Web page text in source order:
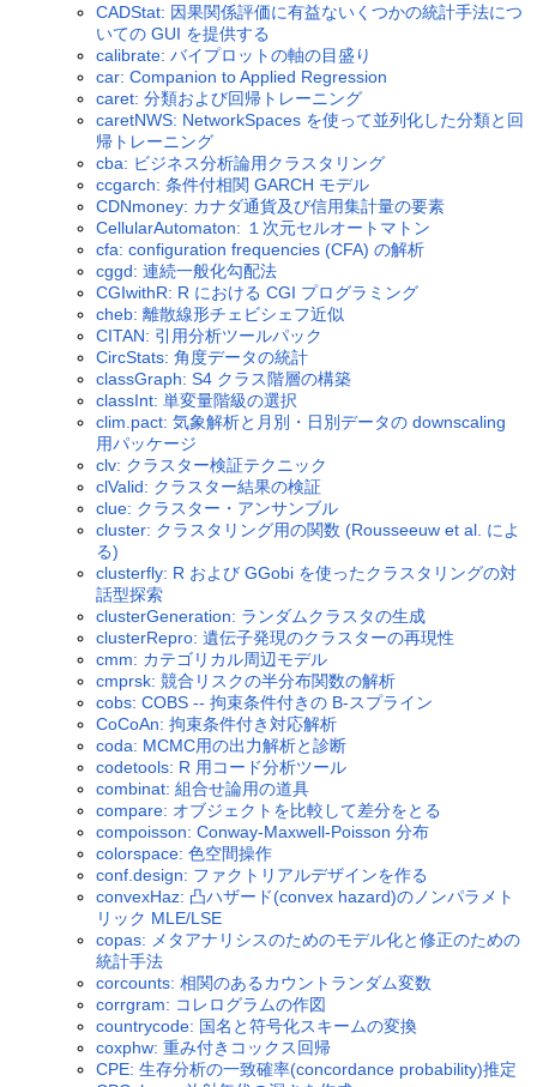
CADStat: 因果関係評価に有益ないくつかの統計手法につ
いての GUI を提供する
calibrate: バイプロットの軸の目盛り
car: Companion to Applied Regression
caret: 分類および回帰トレーニング
caretNWS: NetworkSpaces を使って並列化した分類と回
帰トレーニング
cba: ビジネス分析論用クラスタリング
ccgarch: 条件付相関 GARCH モデル
CDNmoney: カナダ通貨及び信用集計量の要素
CellularAutomaton: １次元セルオートマトン
cfa: configuration frequencies (CFA) の解析
cggd: 連続一般化勾配法
CGIwithR: R における CGI プログラミング
cheb: 離散線形チェビシェフ近似
CITAN: 引用分析ツールパック
CircStats: 角度データの統計
classGraph: S4 クラス階層の構築
classInt: 単変量階級の選択
clim.pact: 気象解析と月別・日別データの downscaling
用パッケージ
clv: クラスター検証テクニック
clValid: クラスター結果の検証
clue: クラスター・アンサンブル
cluster: クラスタリング用の関数 (Rousseeuw et al. によ
る)
clusterfly: R および GGobi を使ったクラスタリングの対
話型探索
clusterGeneration: ランダムクラスタの生成
clusterRepro: 遺伝子発現のクラスターの再現性
cmm: カテゴリカル周辺モデル
cmprsk: 競合リスクの半分布関数の解析
cobs: COBS -- 拘束条件付きの B-スプライン
CoCoAn: 拘束条件付き対応解析
coda: MCMC用の出力解析と診断
codetools: R 用コード分析ツール
combinat: 組合せ論用の道具
compare: オブジェクトを比較して差分をとる
compoisson: Conway-Maxwell-Poisson 分布
colorspace: 色空間操作
conf.design: ファクトリアルデザインを作る
convexHaz: 凸ハザード(convex hazard)のノンパラメト
リック MLE/LSE
copas: メタアナリシスのためのモデル化と修正のための
統計手法
corcounts: 相関のあるカウントランダム変数
corrgram: コレログラムの作図
countrycode: 国名と符号化スキームの変換
coxphw: 重み付きコックス回帰
CPE: 生存分析の一致確率(concordance probability)推定